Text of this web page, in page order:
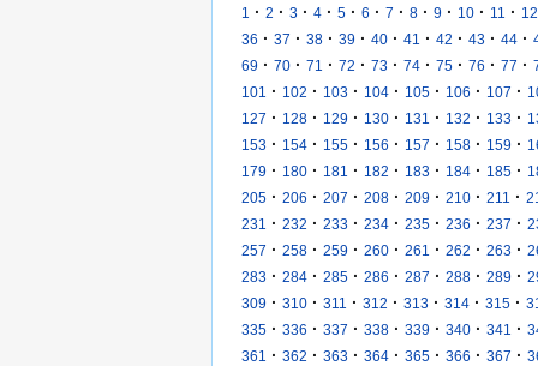
1 · 2 · 3 · 4 · 5 · 6 · 7 · 8 · 9 · 10 · 11 · 12
36 · 37 · 38 · 39 · 40 · 41 · 42 · 43 · 44 ·
69 · 70 · 71 · 72 · 73 · 74 · 75 · 76 · 77 ·
101
· 102 · 103 · 104 · 105 · 106 · 107 ·
127 · 128 · 129 · 130 · 131 · 132 · 133 ·
153 · 154 · 155 · 156 · 157 · 158 · 159 ·
179 · 180 · 181 · 182 · 183 · 184 · 185 ·
205 · 206 · 207 · 208 · 209 · 210 · 211 ·
231
· 232 · 233 · 234 · 235 · 236 · 237 ·
257 · 258 · 259 · 260 · 261 · 262 · 263 ·
283 · 284 · 285 · 286 · 287 · 288 · 289 ·
309 · 310 · 311 · 312 · 313 · 314 · 315 ·
335 · 336 · 337 · 338 · 339 · 340 · 341 ·
361
· 362 · 363 · 364 · 365 · 366 · 367 ·